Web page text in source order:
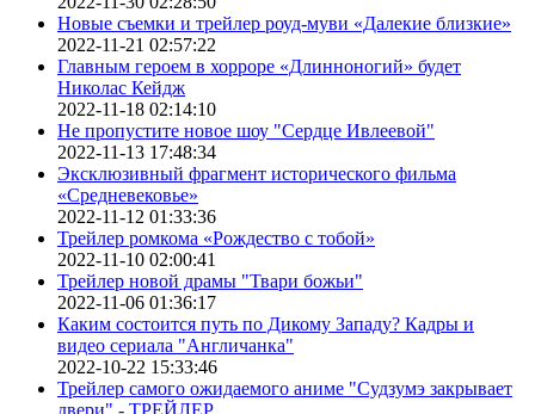
Новые съемки и трейлер роуд-муви «Далекие близкие»
2022-11-21 02:57:22
Главным героем в хорроре «Длинноногий» будет
Николас Кейдж
2022-11-18 02:14:10
Не пропустите новое шоу "Сердце Ивлеевой"
2022-11-13 17:48:34
Эксклюзивный фрагмент исторического фильма
«Средневековье»
2022-11-12 01:33:36
Трейлер ромкома «Рождество с тобой»
2022-11-10 02:00:41
Трейлер новой драмы "Твари божьи"
2022-11-06 01:36:17
Каким состоится путь по Дикому Западу? Кадры и
видео сериала "Англичанка"
2022-10-22 15:33:46
Трейлер самого ожидаемого аниме "Судзумэ закрывает
двери" - ТРЕЙЛЕР